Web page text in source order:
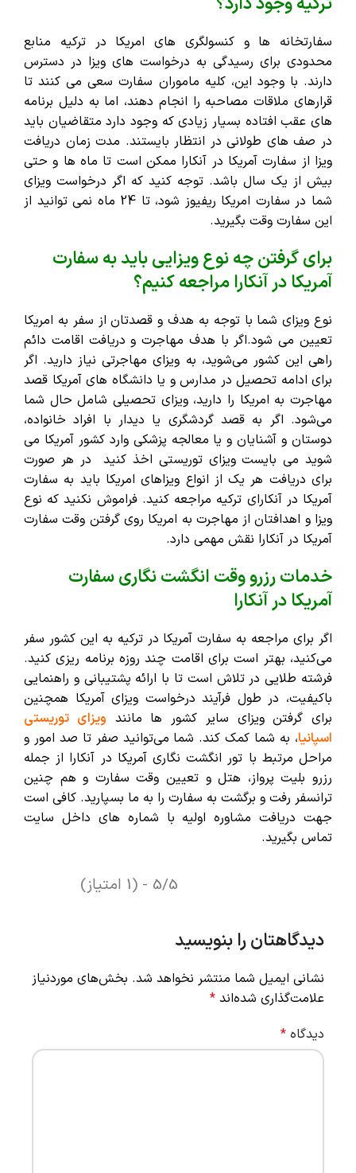
سفارتخانه ‌ها و کنسولگری ‌های امریکا در ترکیه منابع
محدودی برای رسیدگی به درخواست های ویزا در دسترس
دارند. با وجود این، کلیه ماموران سفارت سعی می کنند تا
قرارهای ملاقات مصاحبه را انجام دهند، اما به دلیل برنامه
‌های عقب افتاده بسیار زیادی که وجود دارد متقاضیان باید
در صف ‌های طولانی در انتظار بایستند. مدت زمان دریافت
ویزا از سفارت آمریکا در آنکارا ممکن است تا ماه ‌ها و حتی
بیش از یک سال باشد. توجه کنید که اگر درخواست ویزای
شما در سفارت امریکا ریفیوز شود، تا 24 ماه نمی ‌توانید از
این سفارت وقت بگیرید.
برای گرفتن چه نوع ویزایی باید به سفارت
آمریکا در آنکارا مراجعه کنیم؟
نوع ویزای شما با توجه به هدف و قصدتان از سفر به امریکا
تعیین می شود.اگر با هدف مهاجرت و دریافت اقامت دائم
راهی این کشور می‌شوید، به ویزای مهاجرتی نیاز دارید. اگر
برای ادامه تحصیل در مدارس و یا دانشگاه‌ های آمریکا قصد
مهاجرت به امریکا را دارید، ویزای تحصیلی شامل حال شما
می‌شود. اگر به قصد گردشگری یا دیدار با افراد خانواده،
دوستان و آشنایان و یا معالجه پزشکی وارد کشور آمریکا می
شوید می بایست ویزای توریستی اخذ کنید در هر صورت
برای دریافت هر یک از انواع ویزاهای امریکا باید به سفارت
آمریکا در آنکارای ترکیه مراجعه کنید.فراموش نکنید که نوع
ویزا و اهدافتان از مهاجرت به امریکا روی گرفتن وقت سفارت
آمریکا در آنکارا نقش مهمی دارد.
خدمات رزرو وقت انگشت نگاری سفارت
آمریکا در آنکارا
اگر برای مراجعه به سفارت آمریکا در ترکیه به این کشور سفر
می‌کنید، بهتر است برای اقامت چند روزه برنامه ریزی کنید.
فرشته طلایی در تلاش است تا با ارائه پشتیبانی و راهنمایی
باکیفیت، در طول فرآیند درخواست ویزای آمریکا همچنین
برای گرفتن ویزای سایر کشور ها مانند ویزای توریستی
اسپانیا، به شما کمک کند. شما می‌توانید صفر تا صد امور و
مراحل مرتبط با تور انگشت نگاری آمریکا در آنکارا از جمله
رزرو بلیت پرواز، هتل و تعیین وقت سفارت و هم چنین
ترانسفر رفت و برگشت به سفارت را به ما بسپارید. کافی است
جهت دریافت مشاوره اولیه با شماره های داخل سایت
تماس بگیرید.
5/5 - (1 امتیاز)
دیدگاهتان را بنویسید
نشانی ایمیل شما منتشر نخواهد شد. بخش‌های موردنیاز
علامت‌گذاری شده‌اند *
دیدگاه *